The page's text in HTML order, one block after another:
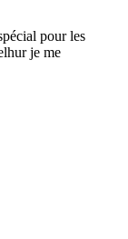
pour les
je me